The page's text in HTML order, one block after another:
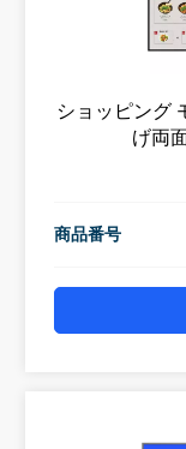
ショッピング
げ両
商品番号